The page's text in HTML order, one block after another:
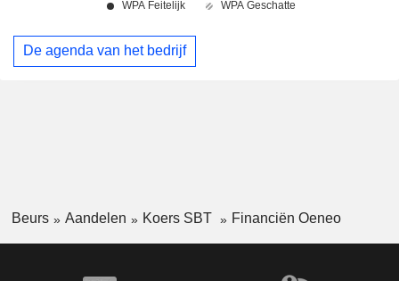
De agenda van het bedrijf
Beurs Aandelen Koers SBT Financiën Oeneo